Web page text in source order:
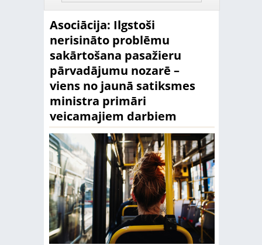
Asociācija: Ilgstoši
nerisināto problēmu
sakārtošana pasažieru
pārvadājumu nozarē –
viens no jaunā satiksmes
ministra primāri
veicamajiem darbiem